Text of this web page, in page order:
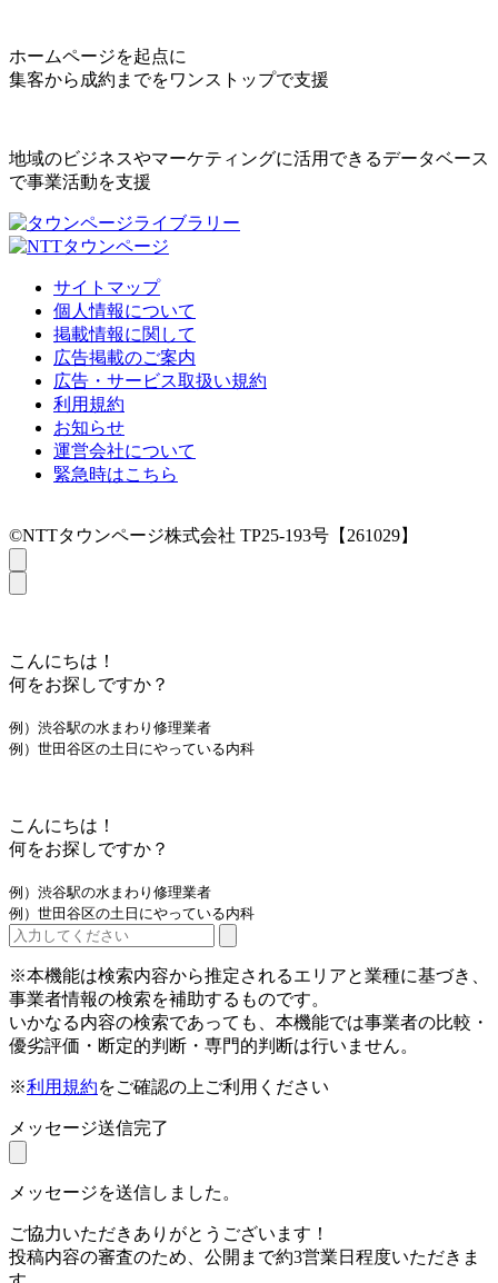
ホームページを起点に
集客から成約までをワンストップで支援
地域のビジネスやマーケティングに活用できるデータベース
で事業活動を支援
サイトマップ
個人情報について
掲載情報に関して
広告掲載のご案内
広告・サービス取扱い規約
利用規約
お知らせ
運営会社について
緊急時はこちら
©NTTタウンページ株式会社 TP25-193号【261029】
こんにちは！
何をお探しですか？
例）渋谷駅の水まわり修理業者
例）世田谷区の土日にやっている内科
こんにちは！
何をお探しですか？
例）渋谷駅の水まわり修理業者
例）世田谷区の土日にやっている内科
※本機能は検索内容から推定されるエリアと業種に基づき、
事業者情報の検索を補助するものです。
いかなる内容の検索であっても、本機能では事業者の比較・
優劣評価・断定的判断・専門的判断は行いません。
※利用規約をご確認の上ご利用ください
メッセージ送信完了
メッセージを送信しました。
ご協力いただきありがとうございます！
投稿内容の審査のため、公開まで約3営業日程度いただきま